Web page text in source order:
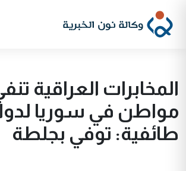
المخابرات العراقية
مواطن في سوريا
طائفية: توفي بجلطة